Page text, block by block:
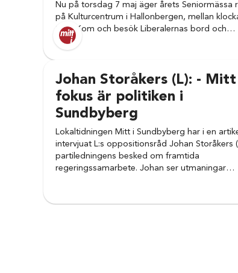
Nu på torsdag 7 maj äger årets Seniormässa
på Kulturcentrum i Hallonbergen, mellan
17. – Kom och besök Liberalernas bord och…
Johan Storåkers (L): - Mitt
fokus är politiken i
Sundbyberg
Lokaltidningen Mitt i Sundbyberg har i en
intervjuat L:s oppositionsråd Johan Storåkers
partiledningens besked om framtida
regeringssamarbete. Johan ser utmaningar…